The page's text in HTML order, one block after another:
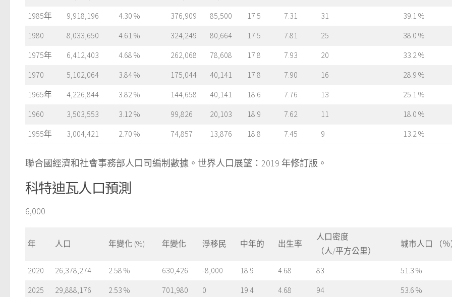
1985年 9,918,196 4.30 % 376,909 85,500 17.5 7.31 31 39.1 %
1980 8,033,650 4.61 % 324,249 80,664 17.5 7.81 25 38.0 %
1975年 6,412,403 4.68 % 262,068 78,608 17.8 7.93 20 33.2 %
1970 5,102,064 3.84 % 175,044 40,141 17.8 7.90 16 28.9 %
1965年 4,226,844 3.82 % 144,658 40,141 18.6 7.76 13 25.1 %
1960 3,503,553 3.12 % 99,826 20,103 18.9 7.62 11 18.0 %
1955年 3,004,421 2.70 % 74,857 13,876 18.8 7.45 9 13.2 %
聯合國經濟和社會事務部人口司編制數據。世界人口展望：2019 年修訂版。
科特迪瓦人口預測
6,000
年 人口 年變化 (%) 年變化 淨移民 中年的 出生率
人口密度
（人/平方公里）
城市人口 （
2020 26,378,274 2.58 % 630,426 -8,000 18.9 4.68 83 51.3 %
2025 29,888,176 2.53 % 701,980 0 19.4 4.68 94 53.6 %